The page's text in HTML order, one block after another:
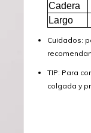
Cadera
Largo
Cuidados:
TIP: Para
colgada y